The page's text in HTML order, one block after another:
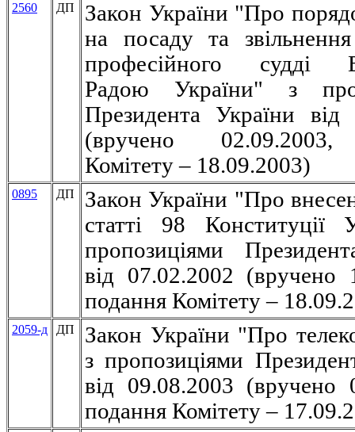
2560 ДП
Закон України "Про
на посаду та
професійного судді
Радою України" з
Президента України від
(вручено
Комітету – 18.09.2003)
0895 ДП
Закон України "Про
статті 98 Конституції
пропозиціями
від 07.02.2002 (вручено
подання Комітету –
2059-д ДП
Закон України "Про
з пропозиціями
від 09.08.2003 (вручено
подання Комітету –